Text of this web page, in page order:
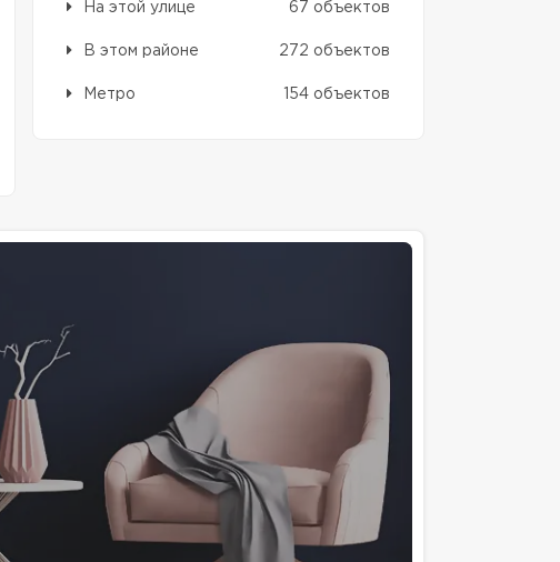
На этой улице 67 объектов
В этом районе 272 объектов
Метро 154 объектов